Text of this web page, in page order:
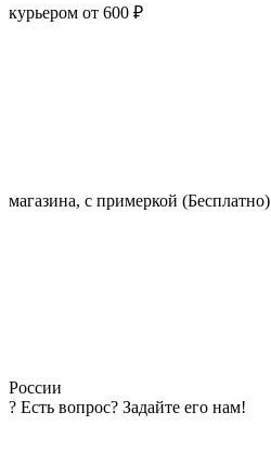
курьером от 600 ₽
магазина, с примеркой (Бесплатно)
России
? Есть вопрос? Задайте его нам!